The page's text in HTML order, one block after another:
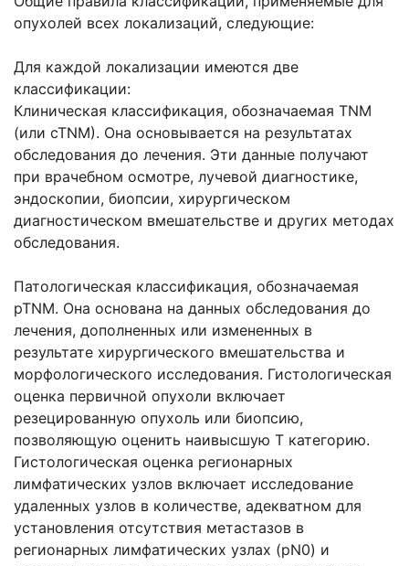
опухолей всех локализаций, следующие:
Для каждой локализации имеются две
классификации:
Клиническая классификация, обозначаемая TNM
(или cTNM). Она основывается на результатах
обследования до лечения. Эти данные получают
при врачебном осмотре, лучевой диагностике,
эндоскопии, биопсии, хирургическом
диагностическом вмешательстве и других методах
обследования.
Патологическая классификация, обозначаемая
pTNM. Она основана на данных обследования до
лечения, дополненных или измененных в
результате хирургического вмешательства и
морфологического исследования. Гистологическая
оценка первичной опухоли включает
резецированную опухоль или биопсию,
позволяющую оценить наивысшую Т категорию.
Гистологическая оценка регионарных
лимфатических узлов включает исследование
удаленных узлов в количестве, адекватном для
установления отсутствия метастазов в
регионарных лимфатических узлах (pN0) и